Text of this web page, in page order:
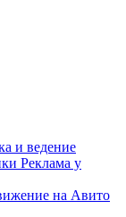
и ведение
Реклама у
на Авито